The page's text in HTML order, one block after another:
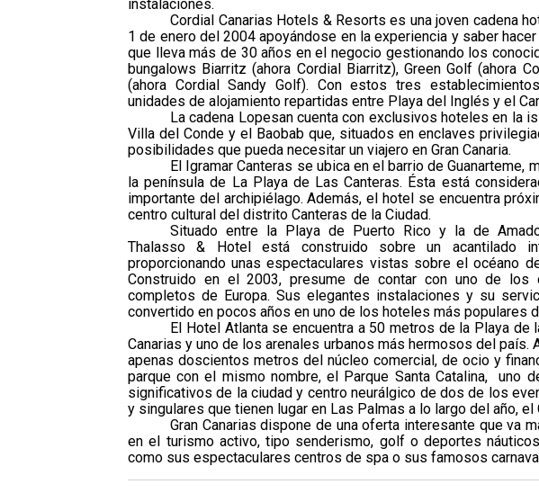
instalaciones.
Cordial Canarias Hotels & Resorts es una joven cadena
1 de enero del 2004 apoyándose en la experiencia y saber
que lleva más de 30 años en el negocio gestionando los
bungalows Biarritz (ahora Cordial Biarritz), Green Golf (ahora
(ahora Cordial Sandy Golf). Con estos tres
unidades de alojamiento repartidas entre Playa del Inglés y el
La cadena Lopesan cuenta con exclusivos hoteles en la
Villa del Conde y el Baobab que, situados en enclaves
posibilidades que pueda necesitar un viajero en Gran Canaria.
El Igramar Canteras se ubica en el barrio de Guanarteme,
la península de La Playa de Las Canteras. Ésta está
importante del archipiélago. Además, el hotel se encuentra
centro cultural del distrito Canteras de la Ciudad.
Situado entre la Playa de Puerto Rico y la de
Thalasso & Hotel está construido sobre un acantilado
proporcionando unas espectaculares vistas sobre el océano
Construido en el 2003, presume de contar con uno de los
completos de Europa. Sus elegantes instalaciones y su
convertido en pocos años en uno de los hoteles más populares
El Hotel Atlanta se encuentra a 50 metros de la Playa de
Canarias y uno de los arenales urbanos más hermosos del país.
apenas doscientos metros del núcleo comercial, de ocio y
parque con el mismo nombre, el Parque Santa Catalina, uno
significativos de la ciudad y centro neurálgico de dos de los
y singulares que tienen lugar en Las Palmas a lo largo del año, el
Gran Canarias dispone de una oferta interesante que va
en el turismo activo, tipo senderismo, golf o deportes
como sus espectaculares centros de spa o sus famosos